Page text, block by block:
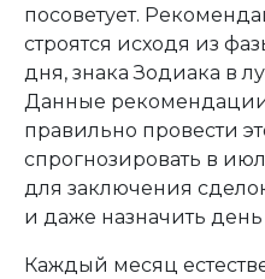
посоветует.
строятся исходя из
дня, знака Зодиака в
Данные
правильно провести
спрогнозировать в
для заключения
и даже назначить
Каждый месяц